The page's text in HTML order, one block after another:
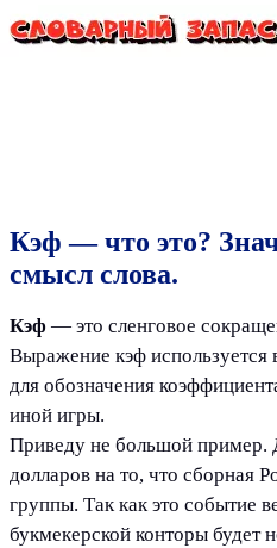
Кэф — что это?
смысл слова.
Кэф — это сленговое
Выражение кэф используется
для обозначения
иной игры.
Приведу не большой пример.
долларов на то, что сборная
группы. Так как это событие
букмекерской конторы будет